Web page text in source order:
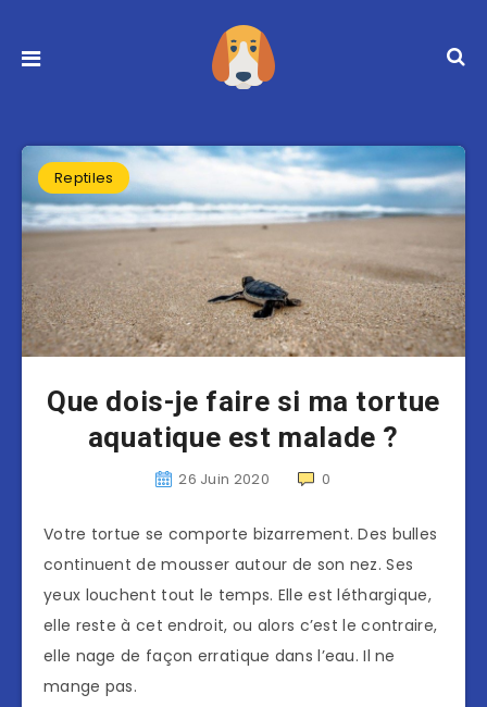
Reptiles
Que dois-je faire si ma tortue
aquatique est malade ?
26 Juin 2020 0
Votre tortue se comporte bizarrement. Des bulles
continuent de mousser autour de son nez. Ses
yeux louchent tout le temps. Elle est léthargique,
elle reste à cet endroit, ou alors c’est le contraire,
elle nage de façon erratique dans l’eau. Il ne
mange pas.